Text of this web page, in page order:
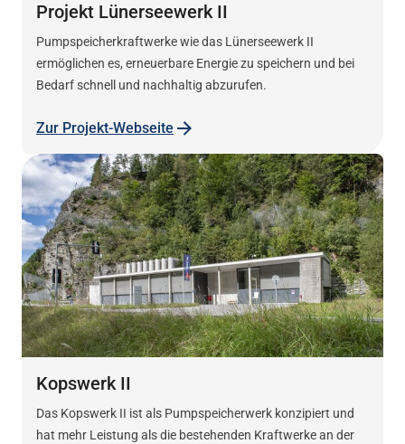
Projekt Lünerseewerk II
Pumpspeicherkraftwerke wie das Lünerseewerk II
ermöglichen es, erneuerbare Energie zu speichern und bei
Bedarf schnell und nachhaltig abzurufen.
Zur Projekt-Webseite
Kopswerk II
Das Kopswerk II ist als Pumpspeicherwerk konzipiert und
hat mehr Leistung als die bestehenden Kraftwerke an der